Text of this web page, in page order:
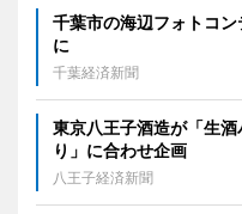
千葉市の海辺フォトコ
に
千葉経済新聞
東京八王子酒造が「生
り」に合わせ企画
八王子経済新聞